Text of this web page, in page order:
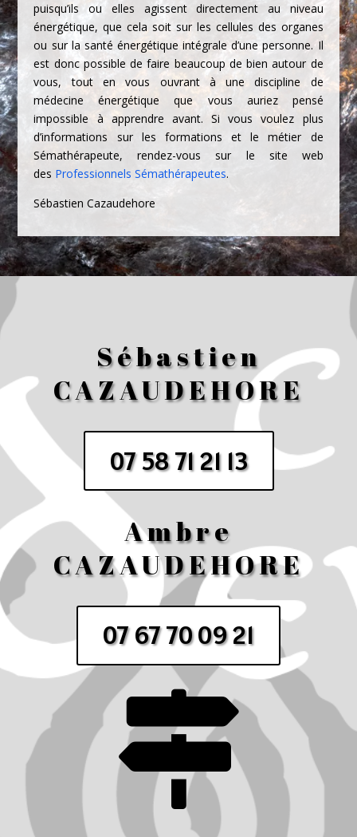
puisqu’ils ou elles agissent directement au niveau
énergétique, que cela soit sur les cellules des organes
ou sur la santé énergétique intégrale d’une personne. Il
est donc possible de faire beaucoup de bien autour de
vous, tout en vous ouvrant à une discipline de
médecine énergétique que vous auriez pensé
impossible à apprendre avant. Si vous voulez plus
d’informations sur les formations et le métier de
Sémathérapeute, rendez-vous sur le site web
des Professionnels Sémathérapeutes.
Sébastien Cazaudehore
Sébastien
CAZAUDEHORE
07 58 71 21 13
Ambre
CAZAUDEHORE
07 67 70 09 21
